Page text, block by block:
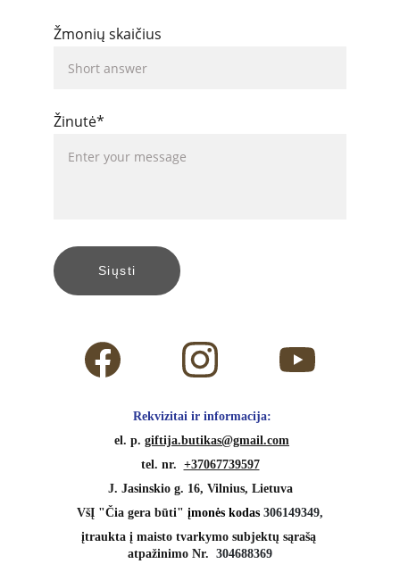
Žmonių skaičius
Žinutė*
Siųsti
Rekvizitai ir informacija:
el. p. giftija.butikas@gmail.com
tel. nr. +37067739597
J. Jasinskio g. 16, Vilnius, Lietuva
VšĮ "Čia gera būti" įmonės kodas 306149349,
įtraukta į maisto tvarkymo subjektų sąrašą
atpažinimo Nr. 304688369